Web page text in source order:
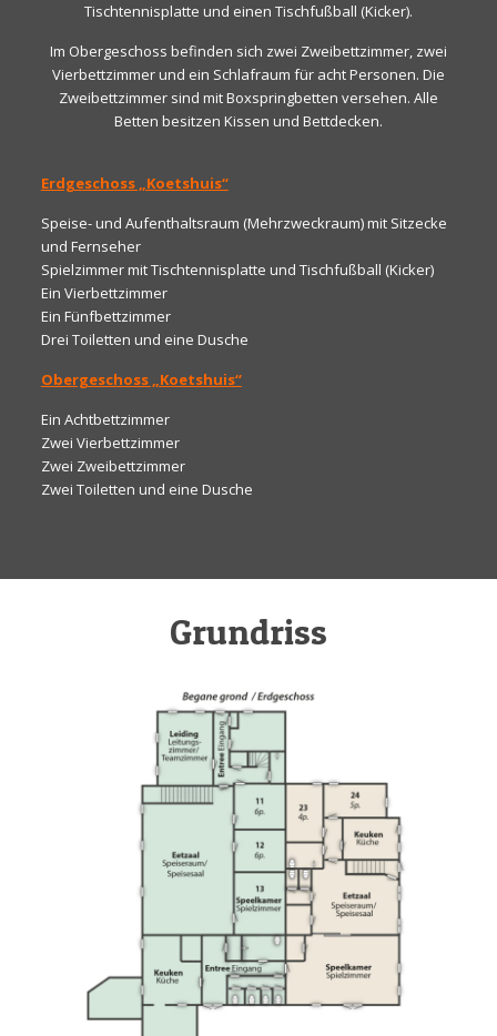
Tischtennisplatte und einen Tischfußball (Kicker).
Im Obergeschoss befinden sich zwei Zweibettzimmer, zwei
Vierbettzimmer und ein Schlafraum für acht Personen. Die
Zweibettzimmer sind mit Boxspringbetten versehen. Alle
Betten besitzen Kissen und Bettdecken.
Erdgeschoss „Koetshuis“
Speise- und Aufenthaltsraum (Mehrzweckraum) mit Sitzecke
und Fernseher
Spielzimmer mit Tischtennisplatte und Tischfußball (Kicker)
Ein Vierbettzimmer
Ein Fünfbettzimmer
Drei Toiletten und eine Dusche
Obergeschoss „Koetshuis“
Ein Achtbettzimmer
Zwei Vierbettzimmer
Zwei Zweibettzimmer
Zwei Toiletten und eine Dusche
Grundriss